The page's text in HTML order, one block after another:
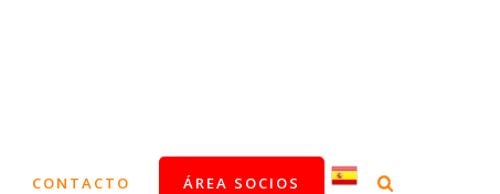
CONTACTO ÁREA SOCIOS